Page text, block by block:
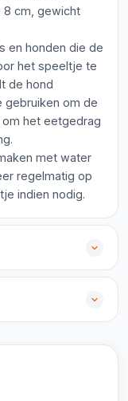
8 cm, gewicht
en honden die de
het speeltje te
de hond
gebruiken om de
het eetgedrag
met water
regelmatig op
indien nodig.